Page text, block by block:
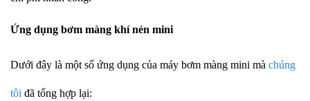
Ứng dụng bơm màng khí nén mini
Dưới đây là một số ứng dụng của máy bơm màng mini mà chúng
tôi đã tổng hợp lại: